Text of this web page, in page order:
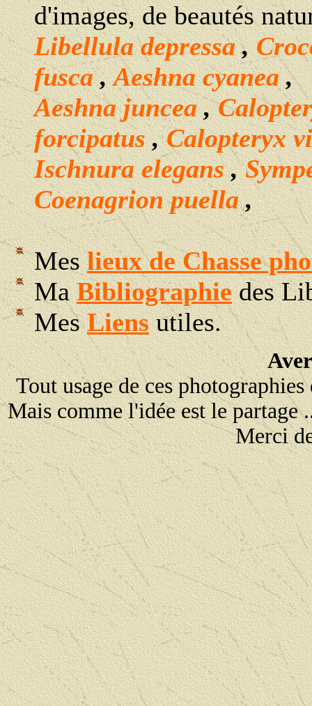
d'images, de beautés
Libellula depressa,
fusca,Aeshna cyanea,
Aeshna juncea,
forcipatus,Calopteryx
Ischnura elegans,
Coenagrion puella,
Meslieux de Chasse
Ma Bibliographiedes
MesLiens utiles.
Tout usage de ces
Mais comme l'idée est le
Merci